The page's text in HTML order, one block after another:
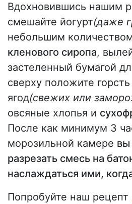
Вдохновившись нашим
смешайте йогурт(даже
небольшим
кленового сиропа,
застеленный бумагой
сверху положите
ягод(свежих или
овсяные хлопья и
После как минимум 3
морозильной камере
разрезать смесь на
наслаждаться ими,
Попробуйте наш рецепт